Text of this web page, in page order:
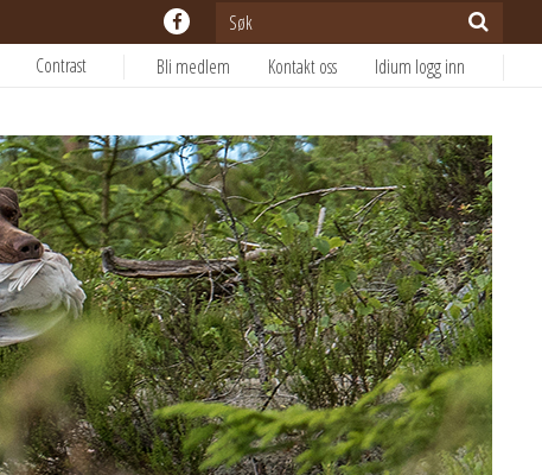
Contrast Bli medlem Kontakt oss Idium logg inn